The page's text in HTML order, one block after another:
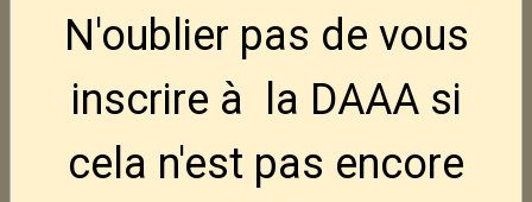
CZ Tactical Sport 2.
2 080,00€ 1 840,00€TTC
2 095,00€TTC
N'oublier pas de vous
inscrire à la DAAA si
cela n'est pas encore